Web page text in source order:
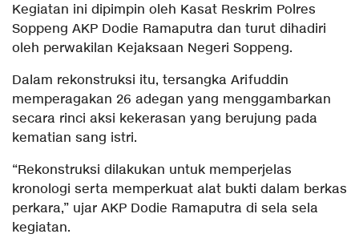
Kegiatan ini dipimpin oleh Kasat Reskrim Polres
Soppeng AKP Dodie Ramaputra dan turut dihadiri
oleh perwakilan Kejaksaan Negeri Soppeng.
Dalam rekonstruksi itu, tersangka Arifuddin
memperagakan 26 adegan yang menggambarkan
secara rinci aksi kekerasan yang berujung pada
kematian sang istri.
“Rekonstruksi dilakukan untuk memperjelas
kronologi serta memperkuat alat bukti dalam berkas
perkara,” ujar AKP Dodie Ramaputra di sela sela
kegiatan.